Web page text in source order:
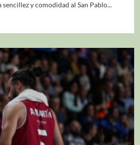
y comodidad al San Pablo...